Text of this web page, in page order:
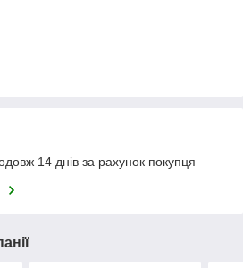
14 днів за рахунок покупця